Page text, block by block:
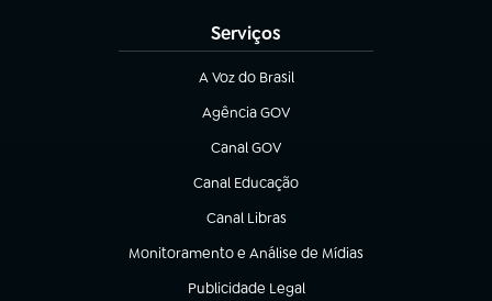
Serviços
A Voz do Brasil
(abre em nova aba)
Agência GOV
(abre em nova aba)
Canal GOV
(abre em nova aba)
Canal Educação
(abre em nova aba)
Canal Libras
(abre em nova aba)
Monitoramento e Análise de Mídias
(abre em nova aba)
Publicidade Legal
(abre em nova aba)